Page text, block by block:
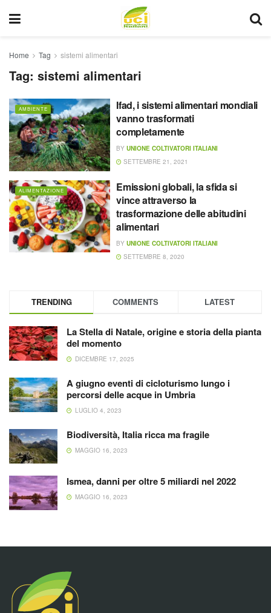
Home Tag sistemi alimentari
Tag: sistemi alimentari
AMBIENTE
Ifad, i sistemi alimentari mondiali
vanno trasformati
completamente
BY UNIONE COLTIVATORI ITALIANI
SETTEMBRE 21, 2021
ALIMENTAZIONE
Emissioni globali, la sfida si
vince attraverso la
trasformazione delle abitudini
alimentari
BY UNIONE COLTIVATORI ITALIANI
SETTEMBRE 8, 2020
TRENDING COMMENTS LATEST
La Stella di Natale, origine e storia della pianta
del momento
DICEMBRE 17, 2025
A giugno eventi di cicloturismo lungo i
percorsi delle acque in Umbria
LUGLIO 4, 2023
Biodiversità, Italia ricca ma fragile
MAGGIO 16, 2023
Ismea, danni per oltre 5 miliardi nel 2022
MAGGIO 16, 2023